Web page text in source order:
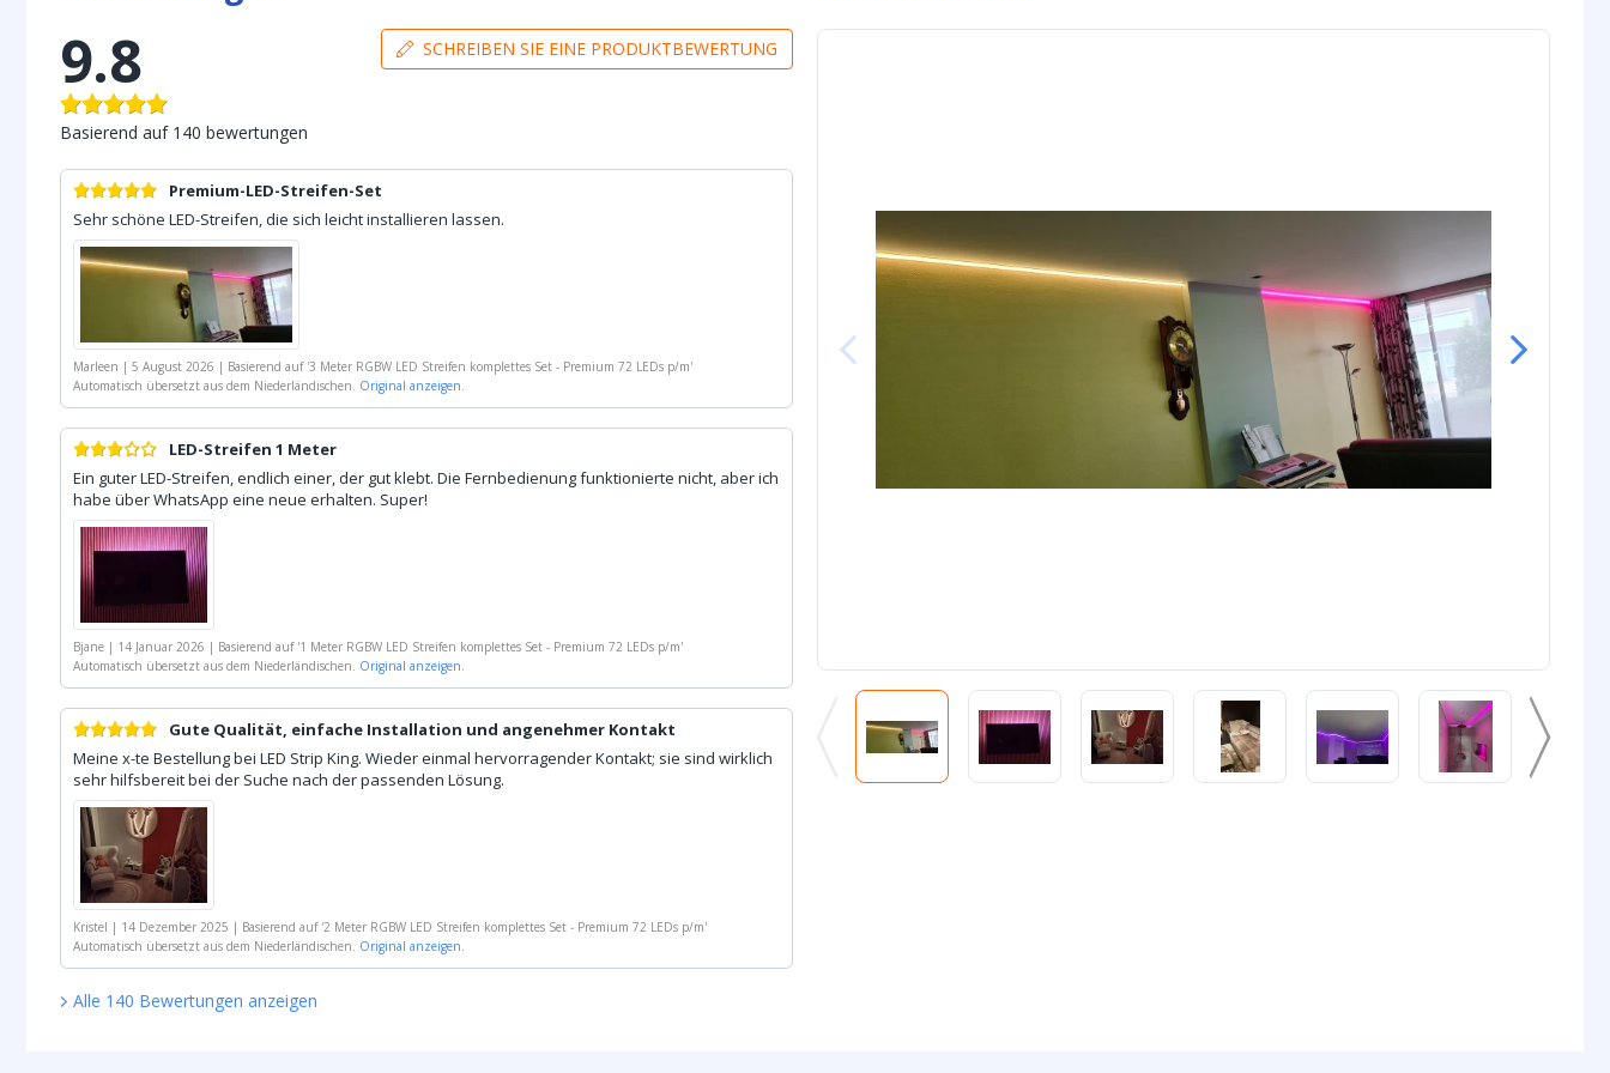
9.8
Basierend auf 140 bewertungen
SCHREIBEN SIE EINE PRODUKTBEWERTUNG
Premium-LED-Streifen-Set
Sehr schöne LED-Streifen, die sich leicht installieren lassen.
Marleen | 5 August 2026 | Basierend auf'3 Meter RGBW LED Streifen komplettes Set - Premium 72 LEDs p/m'
Automatisch übersetzt aus dem Niederländischen. Original anzeigen.
LED-Streifen 1 Meter
Ein guter LED-Streifen, endlich einer, der gut klebt. Die Fernbedienung funktionierte nicht, aber ich
habe über WhatsApp eine neue erhalten. Super!
Bjane | 14 Januar 2026 | Basierend auf'1 Meter RGBW LED Streifen komplettes Set - Premium 72 LEDs p/m'
Automatisch übersetzt aus dem Niederländischen. Original anzeigen.
Gute Qualität, einfache Installation und angenehmer Kontakt
Meine x-te Bestellung bei LED Strip King. Wieder einmal hervorragender Kontakt; sie sind wirklich
sehr hilfsbereit bei der Suche nach der passenden Lösung.
Kristel | 14 Dezember 2025 | Basierend auf'2 Meter RGBW LED Streifen komplettes Set - Premium 72 LEDs p/m'
Automatisch übersetzt aus dem Niederländischen. Original anzeigen.
Alle 140 Bewertungen anzeigen